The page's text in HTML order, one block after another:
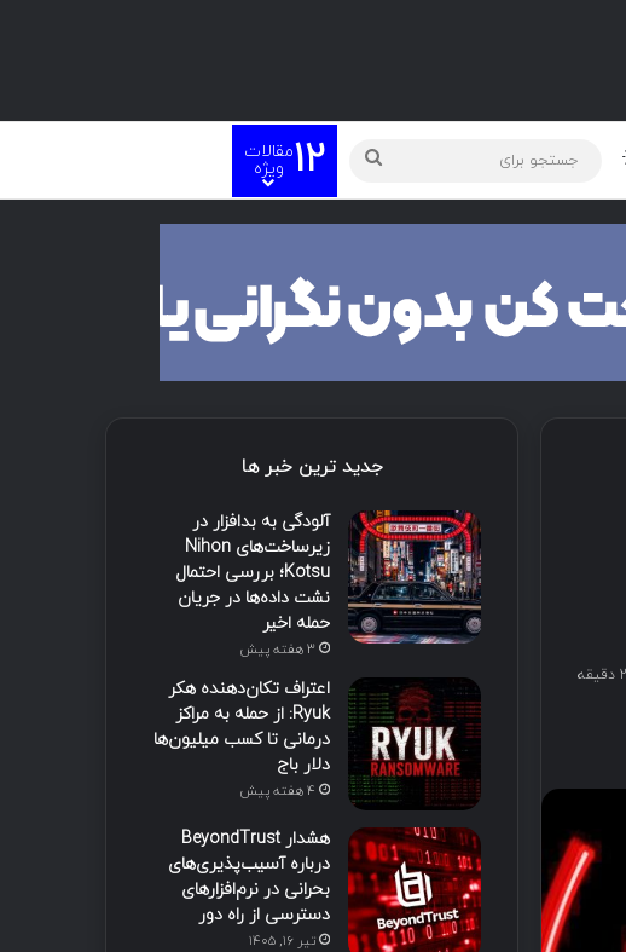
تغییر پوسته
جستجو
برای
12مقالات
ویژه
جدید ترین خبر ها
آلودگی به بدافزار در
زیرساخت‌های Nihon
Kotsu؛ بررسی احتمال
نشت داده‌ها در جریان
حمله اخیر
3 هفته پیش
اعتراف تکان‌دهنده هکر
Ryuk: از حمله به مراکز
درمانی تا کسب میلیون‌ها
دلار باج
4 هفته پیش
هشدار BeyondTrust
درباره آسیب‌پذیری‌های
بحرانی در نرم‌افزارهای
دسترسی از راه دور
تیر ۱۶, ۱۴۰۵